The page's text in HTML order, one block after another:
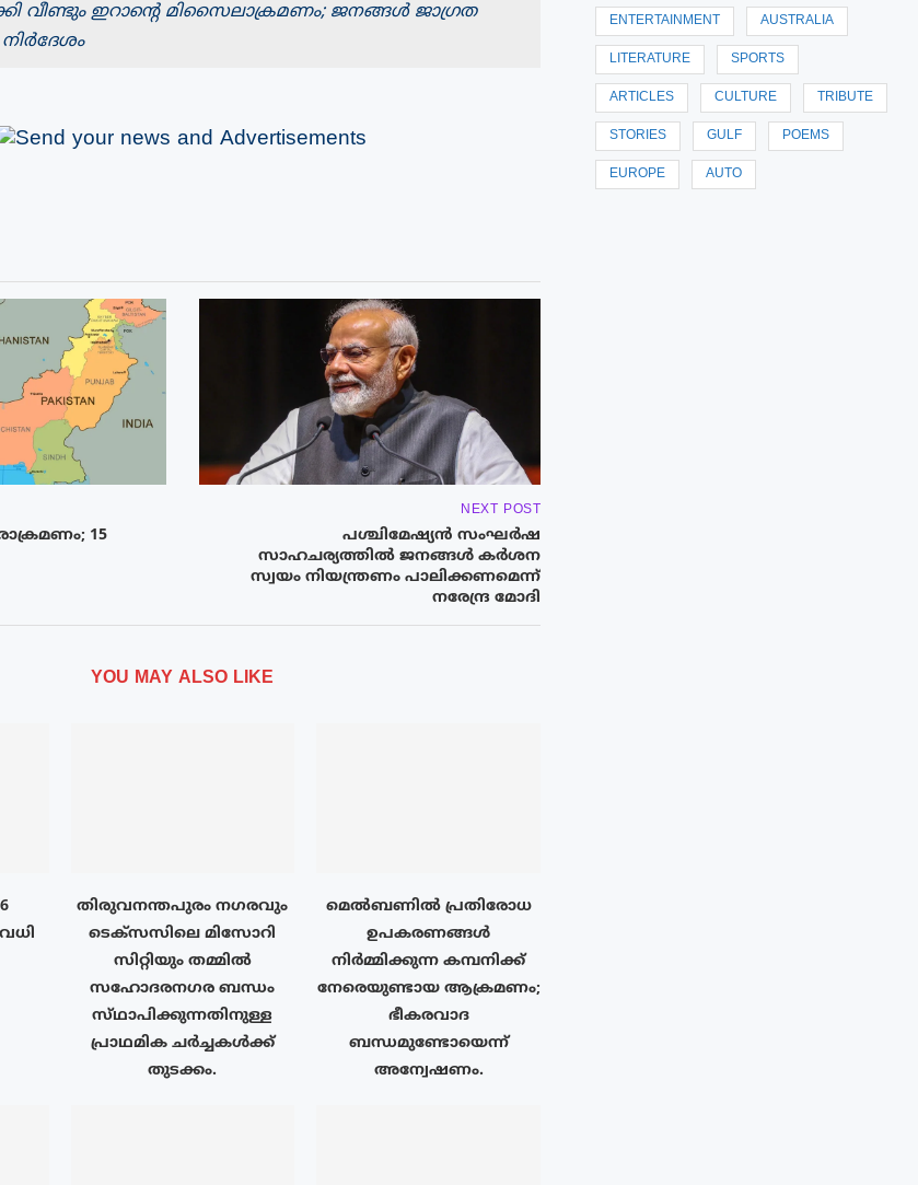
വീണ്ടും ഇറാന്റെ മിസൈലാക്രമണം; ജനങ്ങൾ ജാഗ്രത
15
NEXT POST
പശ്ചിമേഷ്യൻ സംഘർഷ
സാഹചര്യത്തിൽ ജനങ്ങൾ കർശന
സ്വയം നിയന്ത്രണം പാലിക്കണമെന്ന്
നരേന്ദ്ര മോദി
YOU MAY ALSO LIKE
തിരുവനന്തപുരം നഗരവും
ടെക്‌സസിലെ മിസോറി
സിറ്റിയും തമ്മിൽ
സഹോദരനഗര ബന്ധം
സ്‌ഥാപിക്കുന്നതിനുള്ള
പ്രാഥമിക ചർച്ചകൾക്ക്
തുടക്കം.
മെൽബണിൽ പ്രതിരോധ
ഉപകരണങ്ങൾ
നിർമ്മിക്കുന്ന കമ്പനിക്ക്
നേരെയുണ്ടായ ആക്രമണം;
ഭീകരവാദ
ബന്ധമുണ്ടോയെന്ന്
അന്വേഷണം.
ENTERTAINMENT AUSTRALIA
LITERATURE SPORTS
ARTICLES CULTURE TRIBUTE
STORIES GULF POEMS
EUROPE AUTO